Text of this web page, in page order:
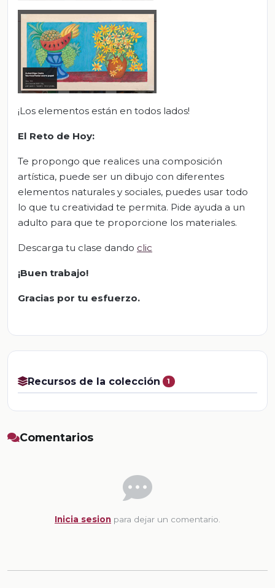
¡Los elementos están en todos lados!
El Reto de Hoy:
Te propongo que realices una composición
artística, puede ser un dibujo con diferentes
elementos naturales y sociales, puedes usar todo
lo que tu creatividad te permita. Pide ayuda a un
adulto para que te proporcione los materiales.
Descarga tu clase dando clic
¡Buen trabajo!
Gracias por tu esfuerzo.
Recursos de la colección 1
Comentarios
Inicia sesion para dejar un comentario.